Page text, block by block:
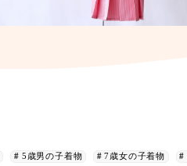
5歳男の子着物 7歳女の子着物